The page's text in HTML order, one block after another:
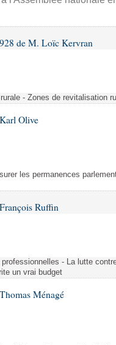
de M. Loïc Kervran
- Zones de revitalisation
Olive
les permanences
Ruffin
- La lutte
un vrai budget
Ménagé